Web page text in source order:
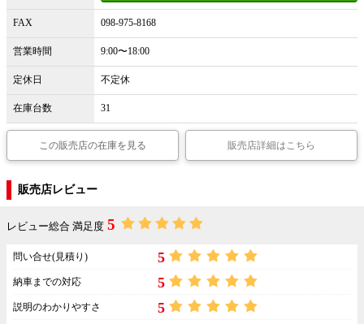
FAX 098-975-8168
営業時間 9:00〜18:00
定休日 不定休
在庫台数 31
この販売店の在庫を見る 販売店詳細はこちら
販売店レビュー
レビュー総合 満足度 5
問い合せ(見積り) 5
納車までの対応 5
説明のわかりやすさ 5